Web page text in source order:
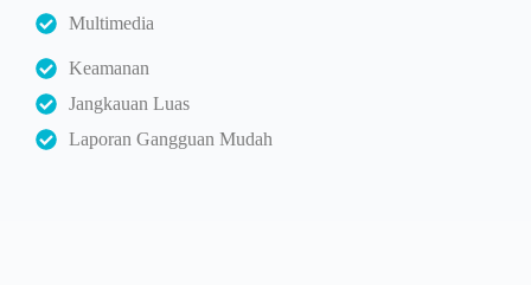
Multimedia
Keamanan
Jangkauan Luas
Laporan Gangguan Mudah